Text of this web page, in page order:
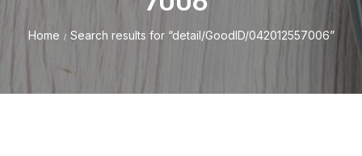
Home / Search results for “detail/GoodID/042012557006”